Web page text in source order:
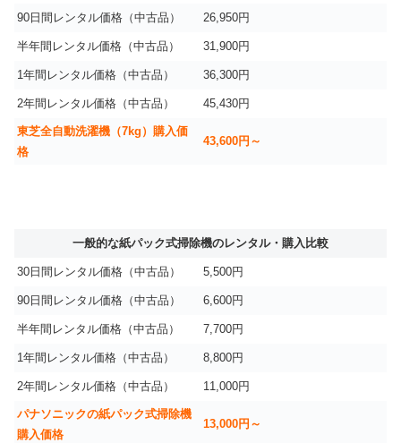
90日間レンタル価格（中古品） 26,950円
半年間レンタル価格（中古品） 31,900円
1年間レンタル価格（中古品） 36,300円
2年間レンタル価格（中古品） 45,430円
東芝全自動洗濯機（7kg）購入価
格
43,600円～
一般的な紙パック式掃除機のレンタル・購入比較
30日間レンタル価格（中古品） 5,500円
90日間レンタル価格（中古品） 6,600円
半年間レンタル価格（中古品） 7,700円
1年間レンタル価格（中古品） 8,800円
2年間レンタル価格（中古品） 11,000円
パナソニックの紙パック式掃除機
購入価格
13,000円～